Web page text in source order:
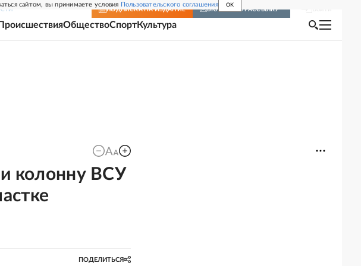
сайтом, вы принимаете условия Пользовательского соглашения OK
ПОДПИСКА НА ИЗДАНИЕ ВКЛЮЧИТЬ РАССЫЛКУ
ПроисшествияОбществоСпортКультура
колонну ВСУ
ПОДЕЛИТЬСЯ